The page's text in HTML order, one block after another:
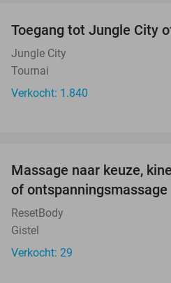
Toegang tot Jungle City
Jungle City
Tournai
Verkocht: 1.840
Massage naar keuze,
of ontspanningsmassage
ResetBody
Gistel
Verkocht: 29